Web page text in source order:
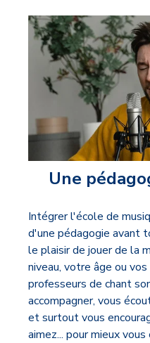
Une
Intégrer l'école de
d'une pédagogie avant
le plaisir de jouer de la
niveau, votre âge ou
professeurs de chant
accompagner, vous
et surtout vous
aimez... pour mieux